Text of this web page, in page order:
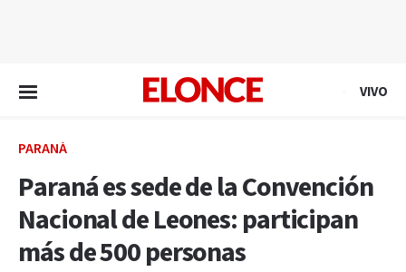
VIVO
PARANÁ
Paraná es sede de la Convención
Nacional de Leones: participan
más de 500 personas